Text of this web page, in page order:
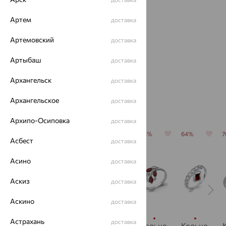
Серьги,
гранат
от 10 878
С этим часто покупают
64% 64%
Артем доставка
Артемовский доставка
Артыбаш доставка
Архангельск доставка
Архангельское доставка
Архипо-Осиповка доставка
Асбест доставка
Асино доставка
Аскиз доставка
Аскино доставка
Астрахань доставка